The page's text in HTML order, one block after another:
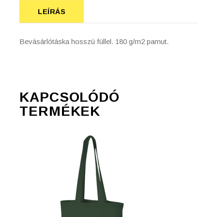
LEÍRÁS
Bevásárlótáska hosszú füllel. 180 g/m2 pamut.
KAPCSOLÓDÓ
TERMÉKEK